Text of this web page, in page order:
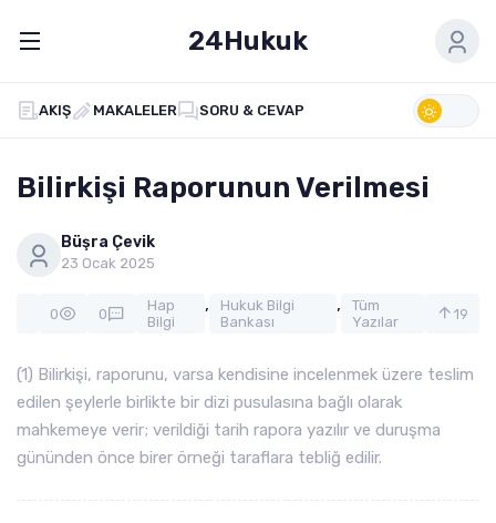
24Hukuk
AKIŞ MAKALELER SORU & CEVAP
Bilirkişi Raporunun Verilmesi
Büşra Çevik
23 Ocak 2025
0 0
Hap
Bilgi
,
Hukuk Bilgi
Bankası
,
Tüm
Yazılar
19
(1) Bilirkişi, raporunu, varsa kendisine incelenmek üzere teslim
edilen şeylerle birlikte bir dizi pusulasına bağlı olarak
mahkemeye verir; verildiği tarih rapora yazılır ve duruşma
gününden önce birer örneği taraflara tebliğ edilir.